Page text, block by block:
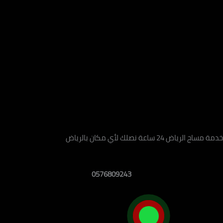
نصلك لأي مكان بالرياض
0576809243